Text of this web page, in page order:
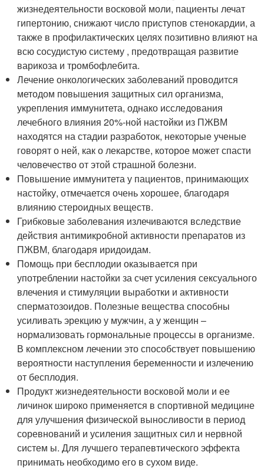
жизнедеятельности восковой моли, пациенты лечат
гипертонию, снижают число приступов стенокардии, а
также в профилактических целях позитивно влияют на
всю сосудистую систему , предотвращая развитие
варикоза и тромбофлебита.
Лечение онкологических заболеваний проводится
методом повышения защитных сил организма,
укрепления иммунитета, однако исследования
лечебного влияния 20%-ной настойки из ПЖВМ
находятся на стадии разработок, некоторые ученые
говорят о ней, как о лекарстве, которое может спасти
человечество от этой страшной болезни.
Повышение иммунитета у пациентов, принимающих
настойку, отмечается очень хорошее, благодаря
влиянию стероидных веществ.
Грибковые заболевания излечиваются вследствие
действия антимикробной активности препаратов из
ПЖВМ, благодаря иридоидам.
Помощь при бесплодии оказывается при
употреблении настойки за счет усиления сексуального
влечения и стимуляции выработки и активности
сперматозоидов. Полезные вещества способны
усиливать эрекцию у мужчин, а у женщин –
нормализовать гормональные процессы в организме.
В комплексном лечении это способствует повышению
вероятности наступления беременности и излечению
от бесплодия.
Продукт жизнедеятельности восковой моли и ее
личинок широко применяется в спортивной медицине
для улучшения физической выносливости в период
соревнований и усиления защитных сил и нервной
систем ы. Для лучшего терапевтического эффекта
принимать необходимо его в сухом виде.